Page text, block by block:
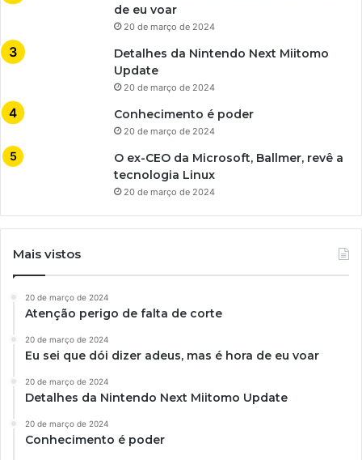
de eu voar
20 de março de 2024
Detalhes da Nintendo Next Miitomo
Update
20 de março de 2024
Conhecimento é poder
20 de março de 2024
O ex-CEO da Microsoft, Ballmer, revê a
tecnologia Linux
20 de março de 2024
Mais vistos
20 de março de 2024
Atenção perigo de falta de corte
20 de março de 2024
Eu sei que dói dizer adeus, mas é hora de eu voar
20 de março de 2024
Detalhes da Nintendo Next Miitomo Update
20 de março de 2024
Conhecimento é poder